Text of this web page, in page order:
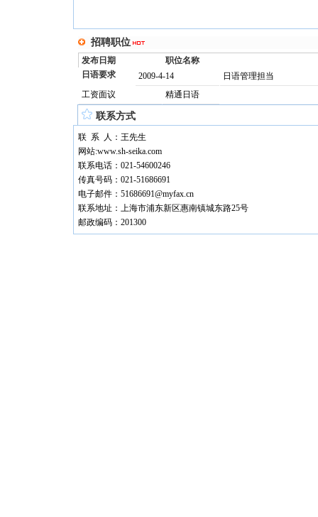
招聘职位
发布日期
职位名称
日语要求
2009-4-14
日语管理担当
工资面议
精通日语
联系方式
联 系 人：王先生
网站:www.sh-seika.com
联系电话：021-54600246
传真号码：021-51686691
电子邮件：51686691@myfax.cn
联系地址：上海市浦东新区惠南镇城东路25号
邮政编码：201300